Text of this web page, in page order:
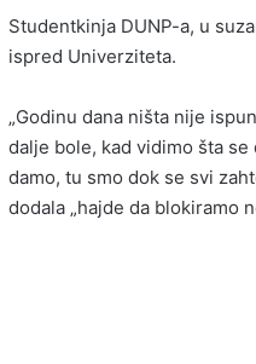
Studentkinja DUNP-a, u
ispred Univerziteta.
„Godinu dana ništa nije
dalje bole, kad vidimo šta se
damo, tu smo dok se svi
dodala „hajde da blokiramo